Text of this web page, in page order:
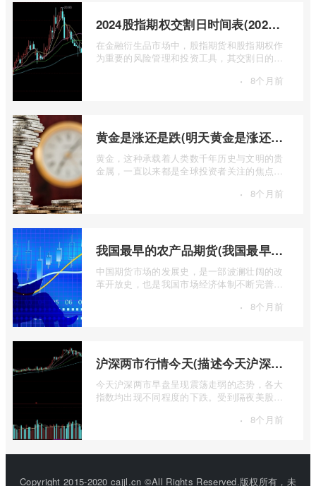
2024股指期权交割日时间表(2024股指期货交割日)
在金融衍生品市场中，股指期货和股指期权作
为重要的风险管理和投资工具，其交割日的设
· 8个月前
黄金是涨还是跌(明天黄金是涨还是跌)
黄金，这种承载着人类数千年历史与文明的贵
金属，一直以来都是全球投资者关注的焦点。
· 8个月前
我国最早的农产品期货(我国最早的农产品期货交易合约的品种是)
中国期货市场的发展史，是一部波澜壮阔的改
革开放史，也是我国市场经济体制不断完善的
· 8个月前
沪深两市行情今天(描述今天沪深两市早盘交易情况)
今天沪深两市早盘呈现震荡走弱的态势，各大
指数均出现不同程度的下跌。受到隔夜美股下
· 8个月前
Copyright 2015-2020 cajjl.cn ©All Rights Reserved.版权所有，未